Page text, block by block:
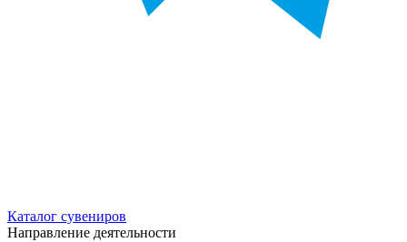
Каталог сувениров
Направление деятельности